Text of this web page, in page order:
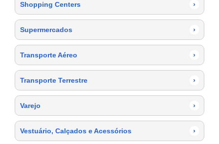
Shopping Centers ›
Supermercados ›
Transporte Aéreo ›
Transporte Terrestre ›
Varejo ›
Vestuário, Calçados e Acessórios ›